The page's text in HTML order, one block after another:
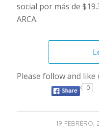
social por más de
ARCA.
Please follow and like
0
19 FEBRERO,
/